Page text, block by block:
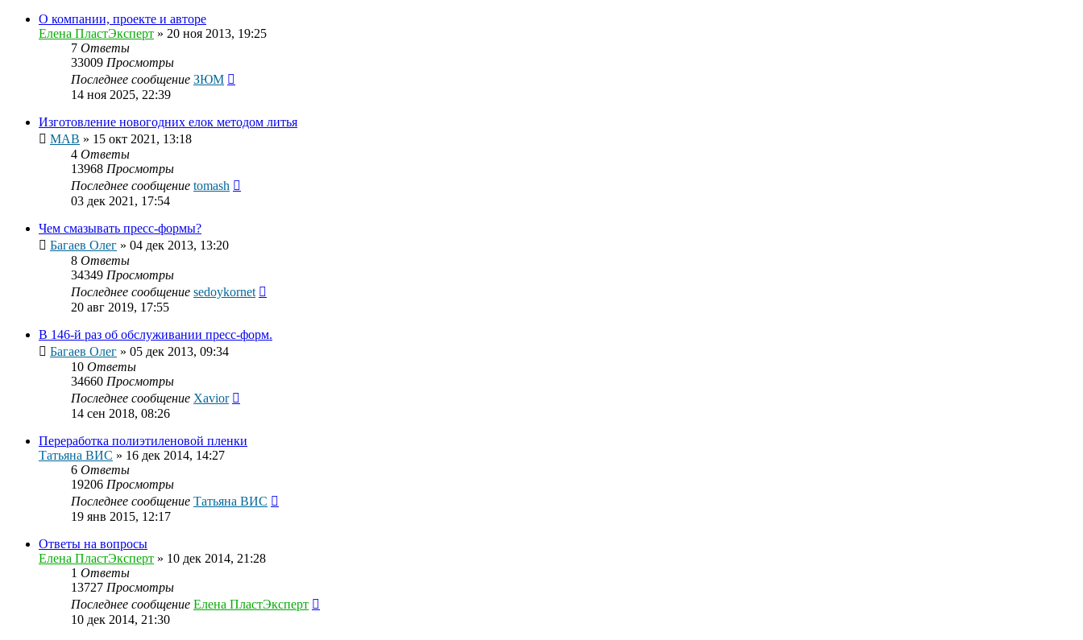
О компании, проекте и авторе
Елена ПластЭксперт » 20 ноя 2013, 19:25
7 Ответы
33009 Просмотры
Последнее сообщение ЗЮМ
14 ноя 2025, 22:39
Изготовление новогодних елок методом литья
МАВ » 15 окт 2021, 13:18
4 Ответы
13968 Просмотры
Последнее сообщение tomash
03 дек 2021, 17:54
Чем смазывать пресс-формы?
Багаев Олег » 04 дек 2013, 13:20
8 Ответы
34349 Просмотры
Последнее сообщение sedoykornet
20 авг 2019, 17:55
В 146-й раз об обслуживании пресс-форм.
Багаев Олег » 05 дек 2013, 09:34
10 Ответы
34660 Просмотры
Последнее сообщение Xavior
14 сен 2018, 08:26
Переработка полиэтиленовой пленки
Татьяна ВИС » 16 дек 2014, 14:27
6 Ответы
19206 Просмотры
Последнее сообщение Татьяна ВИС
19 янв 2015, 12:17
Ответы на вопросы
Елена ПластЭксперт » 10 дек 2014, 21:28
1 Ответы
13727 Просмотры
Последнее сообщение Елена ПластЭксперт
10 дек 2014, 21:30